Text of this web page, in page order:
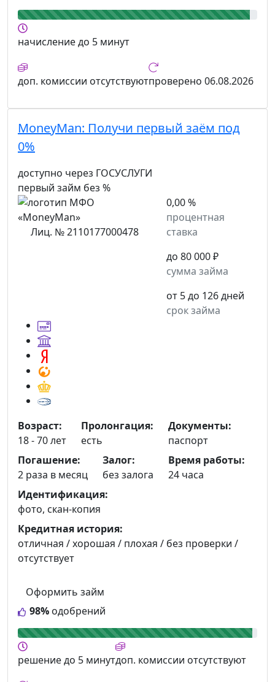
начислениедо 5 минут
доп. комиссии отсутствуютпроверено 06.08.2026
MoneyMan: Получи первый заём под
0%
доступно через ГОСУСЛУГИ
первый займ без %
Лиц. № 2110177000478
0,00 %
процентная
ставка
до 80 000 ₽
сумма займа
от 5 до 126 дней
срок займа
98% одобрений
Оформить займ
Возраст:
18 - 70 лет
Пролонгация:
есть
Документы:
паспорт
Погашение:
2 раза в месяц
Залог:
без залога
Время работы:
24 часа
Идентификация:
фото, скан-копия
Кредитная история:
отличная / хорошая / плохая / без проверки /
отсутствует
решениедо 5 минутдоп. комиссии отсутствуют